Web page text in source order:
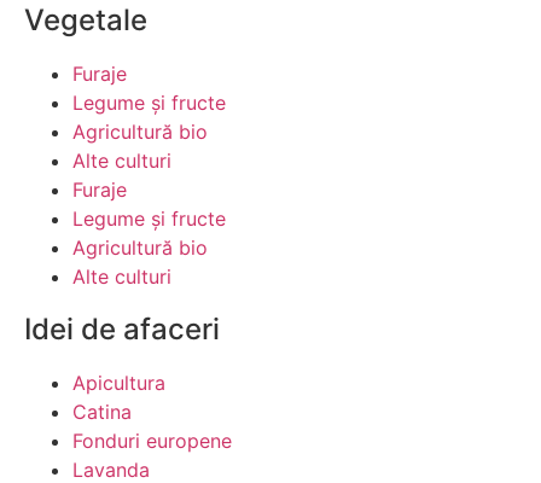
Vegetale
Furaje
Legume şi fructe
Agricultură bio
Alte culturi
Furaje
Legume şi fructe
Agricultură bio
Alte culturi
Idei de afaceri
Apicultura
Catina
Fonduri europene
Lavanda